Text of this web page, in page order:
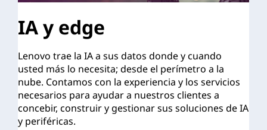
IA y edge
Lenovo trae la IA a sus datos donde y cuando
usted más lo necesita; desde el perímetro a la
nube. Contamos con la experiencia y los servicios
necesarios para ayudar a nuestros clientes a
concebir, construir y gestionar sus soluciones de IA
y periféricas.